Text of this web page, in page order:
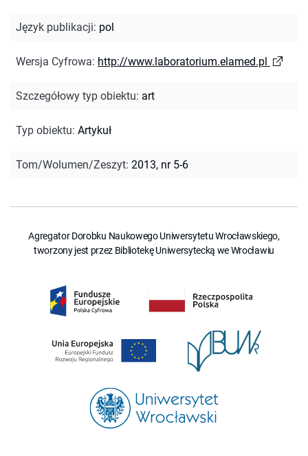
Język publikacji: pol
Wersja Cyfrowa: http://www.laboratorium.elamed.pl
Szczegółowy typ obiektu: art
Typ obiektu: Artykuł
Tom/Wolumen/Zeszyt: 2013, nr 5-6
Agregator Dorobku Naukowego Uniwersytetu Wrocławskiego,
tworzony jest przez Bibliotekę Uniwersytecką we Wrocławiu